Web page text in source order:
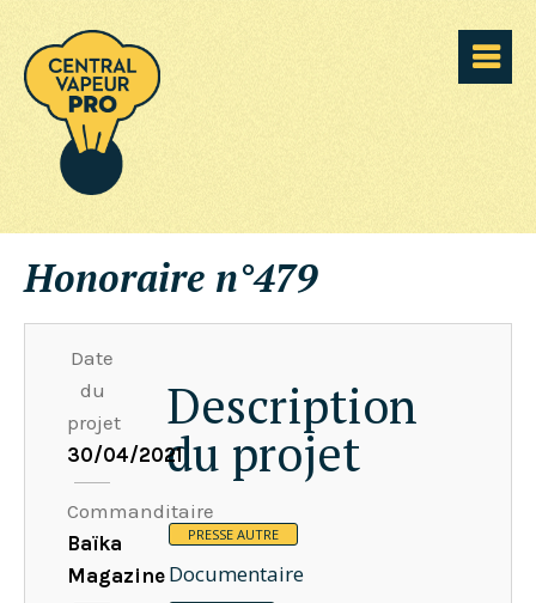
Honoraire n°479
Date
du
projet
30/04/2021
Commanditaire
Baïka
Magazine
Description
du projet
PRESSE AUTRE
Documentaire